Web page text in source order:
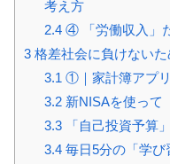
考え方
2.4④ 「労働収入」
3 格差社会に負けない
3.1 ①｜家計簿アプ
3.2新NISAを使って
3.3「自己投資予算
3.4毎日5分の「学び